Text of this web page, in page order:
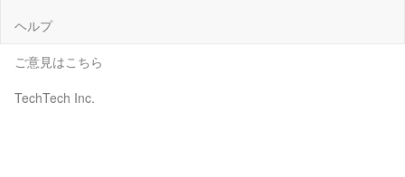
ヘルプ
ご意見はこちら
TechTech Inc.